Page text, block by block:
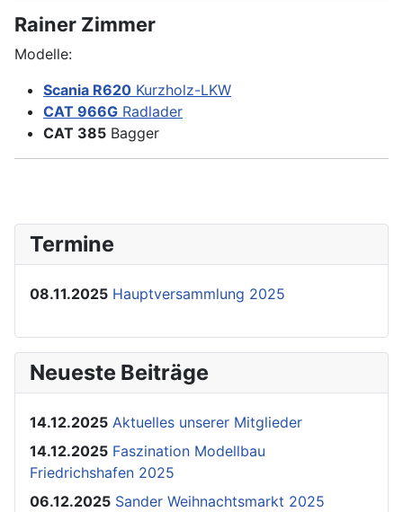
Rainer Zimmer
Modelle:
Scania R620 Kurzholz-LKW
CAT 966G Radlader
CAT 385 Bagger
Termine
08.11.2025 Hauptversammlung 2025
Neueste Beiträge
14.12.2025 Aktuelles unserer Mitglieder
14.12.2025 Faszination Modellbau
Friedrichshafen 2025
06.12.2025 Sander Weihnachtsmarkt 2025